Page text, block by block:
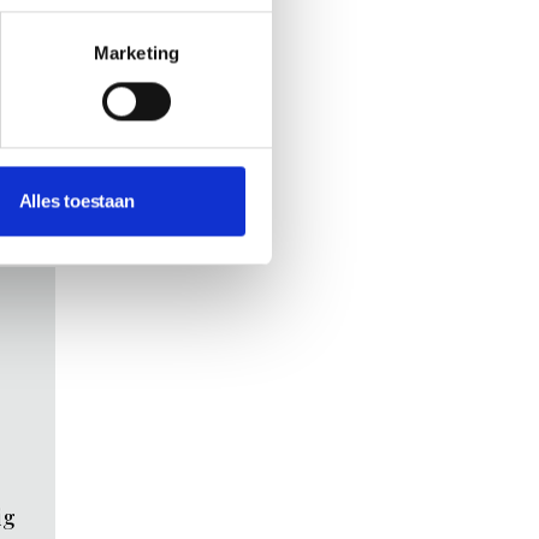
Marketing
Alles toestaan